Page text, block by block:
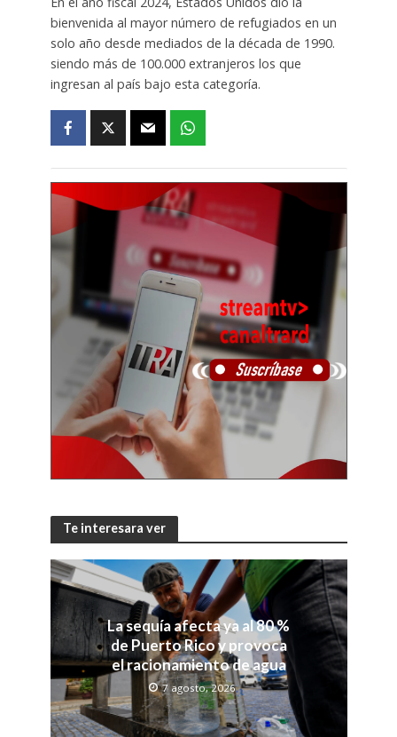
bienvenida al mayor número de refugiados en un
solo año desde mediados de la década de 1990.
siendo más de 100.000 extranjeros los que
ingresan al país bajo esta categoría.
Te interesara ver
La sequía afecta ya al 80 %
de Puerto Rico y provoca
el racionamiento de agua
7 agosto, 2026